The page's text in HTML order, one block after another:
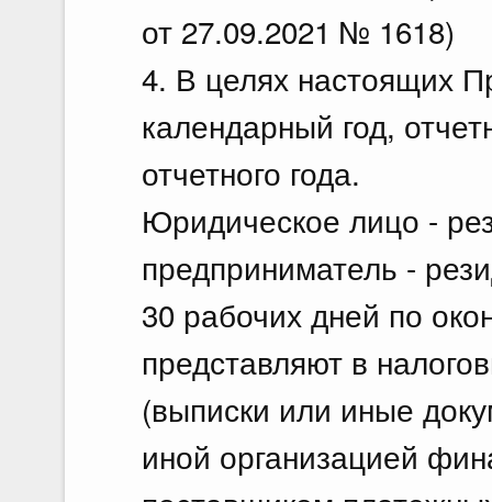
от 27.09.2021 № 1618)
4. В целях настоящих
календарный год,
отчетного года.
Юридическое лицо -
предприниматель -
30 рабочих дней по
представляют в
(выписки или иные
иной организацией